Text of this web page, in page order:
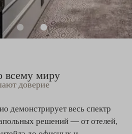
всему миру
доверие
демонстрирует весь спектр
решений — от отелей,